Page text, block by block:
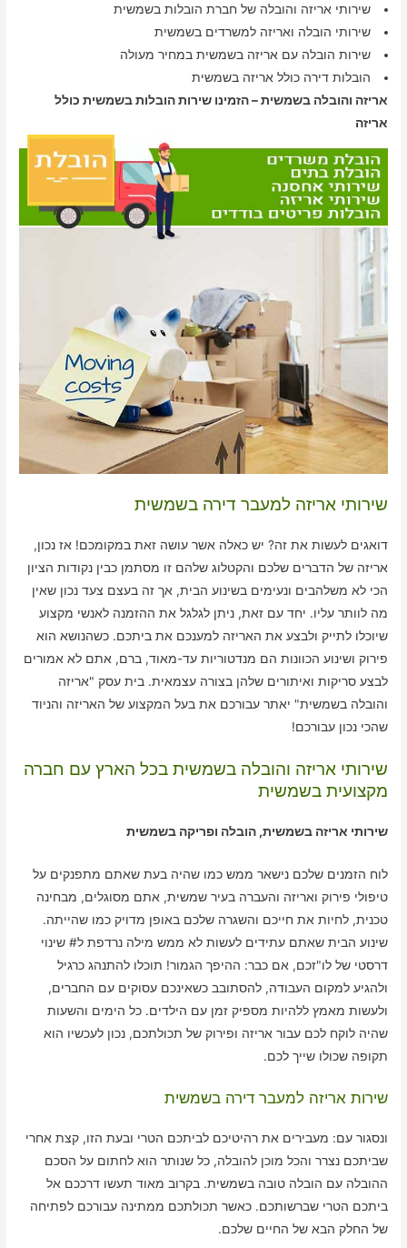
שירותי אריזה והובלה של חברת הובלות בשמשית
שירותי הובלה ואריזה למשרדים בשמשית
שירות הובלה עם אריזה בשמשית במחיר מעולה
הובלות דירה כולל אריזה בשמשית
אריזה והובלה בשמשית – הזמינו שירות הובלות בשמשית כולל
אריזה
שירותי אריזה למעבר דירה בשמשית
דואגים לעשות את זה? יש כאלה אשר עושה זאת במקומכם! אז נכון,
אריזה של הדברים שלכם והקטלוג שלהם זו מסתמן כבין נקודות הציון
הכי לא משלהבים ונעימים בשינוע הבית, אך זה בעצם צעד נכון שאין
מה לוותר עליו. יחד עם זאת, ניתן לגלגל את ההזמנה לאנשי מקצוע
שיוכלו לתייק ולבצע את האריזה למענכם את ביתכם. כשהנושא הוא
פירוק ושינוע הכוונות הם מנדטוריות עד-מאוד, ברם, אתם לא אמורים
לבצע סריקות ואיתורים שלהן בצורה עצמאית. בית עסק "אריזה
והובלה בשמשית" יאתר עבורכם את בעל המקצוע של האריזה והניוד
שהכי נכון עבורכם!
שירותי אריזה והובלה בשמשית בכל הארץ עם חברה
מקצועית בשמשית
שירותי אריזה בשמשית, הובלה ופריקה בשמשית
לוח הזמנים שלכם נישאר ממש כמו שהיה בעת שאתם מתפנקים על
טיפולי פירוק ואריזה והעברה בעיר שמשית, אתם מסוגלים, מבחינה
טכנית, לחיות את חייכם והשגרה שלכם באופן מדויק כמו שהייתה.
שינוע הבית שאתם עתידים לעשות לא ממש מילה נרדפת ל# שינוי
דרסטי של לו"זכם, אם כבר: ההיפך הגמור! תוכלו להתנהג כרגיל
ולהגיע למקום העבודה, להסתובב כשאינכם עסוקים עם החברים,
ולעשות מאמץ ללהיות מספיק זמן עם הילדים. כל הימים והשעות
שהיה לוקח לכם עבור אריזה ופירוק של תכולתכם, נכון לעכשיו הוא
תקופה שכולו שייך לכם.
שירות אריזה למעבר דירה בשמשית
ונסגור עם: מעבירים את רהיטיכם לביתכם הטרי ובעת הזו, קצת אחרי
שביתכם נצרר והכל מוכן להובלה, כל שנותר הוא לחתום על הסכם
ההובלה עם הובלה טובה בשמשית. בקרוב מאוד תעשו דרככם אל
ביתכם הטרי שברשותכם. כאשר תכולתכם ממתינה עבורכם לפתיחה
של החלק הבא של החיים שלכם.